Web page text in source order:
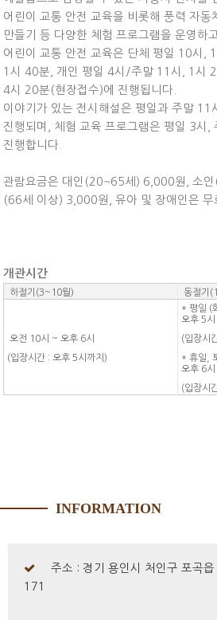
어린이 교통 안전 교육을 비롯해 풍력 자동
만들기 등 다양한 체험 프로그램을 운영하
어린이 교통 안전 교육은 단체 평일 10시,
1시 40분, 개인 평일 4시/주말 11시, 1시
4시 20분(현장접수)에 진행됩니다.
이야기가 있는 전시해설은 평일과 주말 11
진행되며, 체혐 교육 프로그램은 평일 3시,
진행합니다.
관람요금은 대인(20~65세) 6,000원, 소
(66세 이상) 3,000원, 유아 및 장애인은 무
개관시간
하절기(3~10월) 동절기
오전 10시 ~ 오후 6시
(입장시간 : 오후 5시까지)
* 평
오후 5시
(입장시
* 휴
오후 6시
(입장시
INFORMATION
주소 : 경기 용인시 처인구 포곡
171